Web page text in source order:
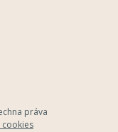
práva
cookies